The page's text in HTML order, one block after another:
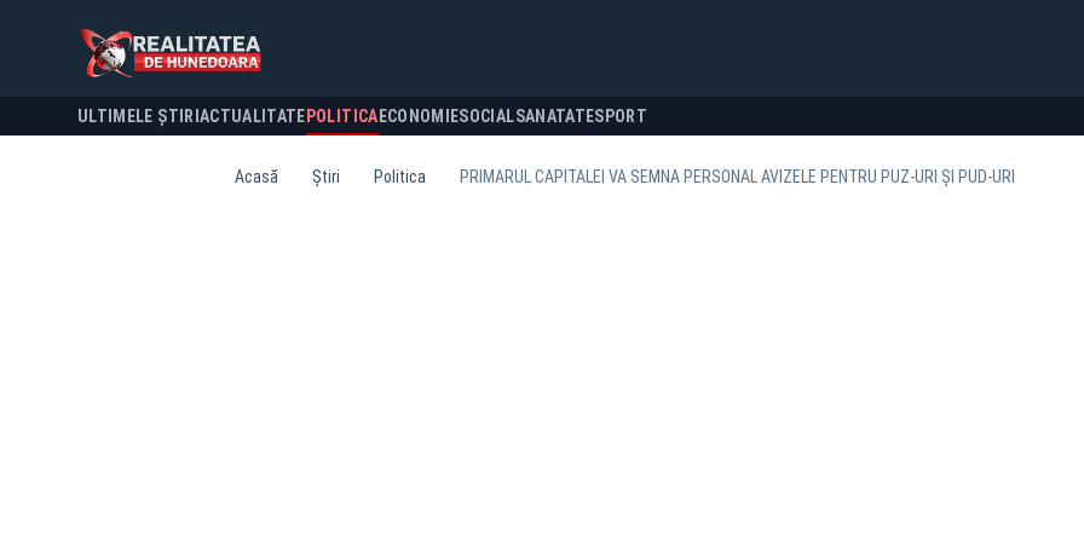
ULTIMELE ȘTIRI ACTUALITATE POLITICA ECONOMIESOCIALSANATATESPORT
Acasă Știri Politica PRIMARUL CAPITALEI VA SEMNA PERSONAL AVIZELE PENTRU PUZ-URI ȘI PUD-URI